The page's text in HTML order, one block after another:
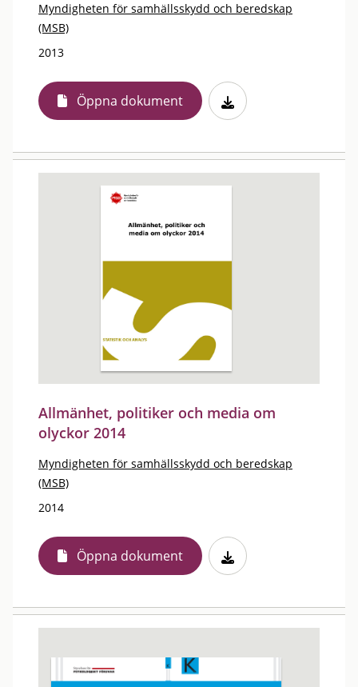
Myndigheten för samhällsskydd och beredskap
(MSB)
2013
Öppna dokument
Allmänhet, politiker och media om
olyckor 2014
Myndigheten för samhällsskydd och beredskap
(MSB)
2014
Öppna dokument